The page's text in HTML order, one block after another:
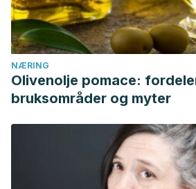
NÆRING
Olivenolje pomace:
bruksområder og myter